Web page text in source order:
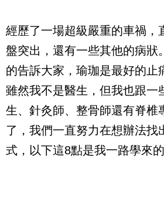
經歷了一場超級嚴重的車禍，
盤突出，還有一些其他的病狀
的告訴大家，瑜珈是最好的止
雖然我不是醫生，但我也跟一
生、針灸師、整骨師還有脊椎
了，我們一直努力在想辦法找
式，以下這8點是我一路學來